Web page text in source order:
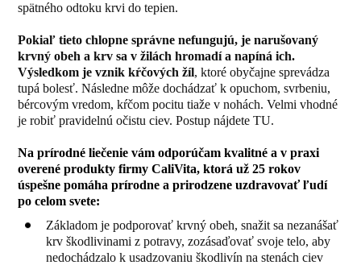
spätného odtoku krvi do tepien.
Pokiaľ tieto chlopne správne nefungujú, je narušovaný
krvný obeh a krv sa v žilách hromadí a napíná ich.
Výsledkom je vznik kŕčových žíl, ktoré obyčajne sprevádza
tupá bolesť. Následne môže dochádzať k opuchom, svrbeniu,
bércovým vredom, kŕčom pocitu tiaže v nohách. Velmi vhodné
je robiť pravidelnú očistu ciev. Postup nájdete TU.
Na prírodné liečenie vám odporúčam kvalitné a v praxi
overené produkty firmy CaliVita, ktorá už 25 rokov
úspešne pomáha prírodne a prirodzene uzdravovať ľudí
po celom svete:
Základom je podporovať krvný obeh, snažit sa nezanášať
krv škodlivinami z potravy, zozásaďovať svoje telo, aby
nedochádzalo k usadzovaniu škodlivín na stenách ciev